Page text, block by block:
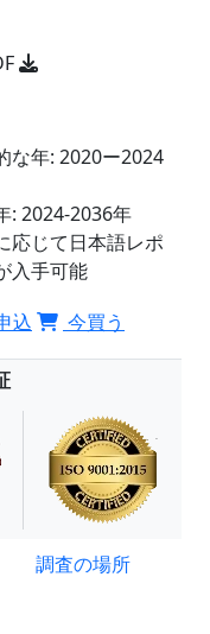
な年: 2020ー2024
: 2024-2036年
応じて日本語レポ
入手可能
込 今買う
調査の場所